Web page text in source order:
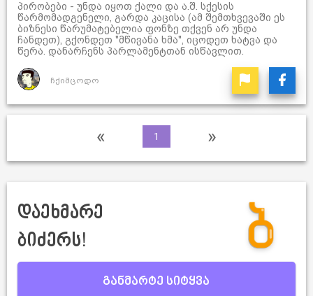
პირობები - უნდა იყოთ ქალი და ა.შ. სქესის
წარმომადგენელი, გარდა კაცისა (ამ შემთხვევაში ეს
ბიზნესი წარუმატებელია ფონზე თქვენ არ უნდა
ჩანდეთ), გქონდეთ "მწივანა ხმა", იცოდეთ ხატვა და
წერა. დანარჩენს პარლამენტთან ისწავლით.
ჩქიმცოდო
« 1 »
დაეხმარე
ბიძერს!
განმარტე სიტყვა